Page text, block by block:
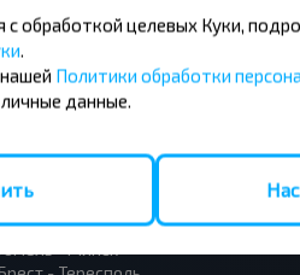
- Барановичи
с обработкой целевых Куки,
.
Политики обработки
данные.